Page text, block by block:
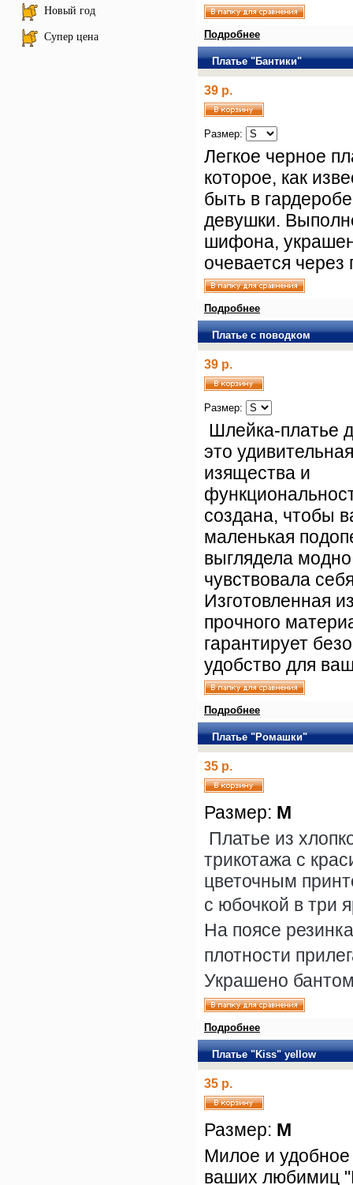
Новый год
Супер цена Подробнее
Платье "Бантики"
39 р.
Размер:
Легкое черное
которое, как
быть в
девушки.
шифона,
очевается через
Подробнее
Платье с поводком
39 р.
Размер:
Шлейка-платье
это
изящества и
создана, чтобы
маленькая
выглядела
чувствовала
Изготовленная
прочного
гарантирует
удобство для
Подробнее
Платье "Ромашки"
35 р.
Размер: M
Платье из
трикотажа с
цветочным
с юбочкой в три
На поясе
плотности
Украшено
Подробнее
Платье "Kiss" yellow
35 р.
Размер: M
Милое и удобное
ваших любимиц